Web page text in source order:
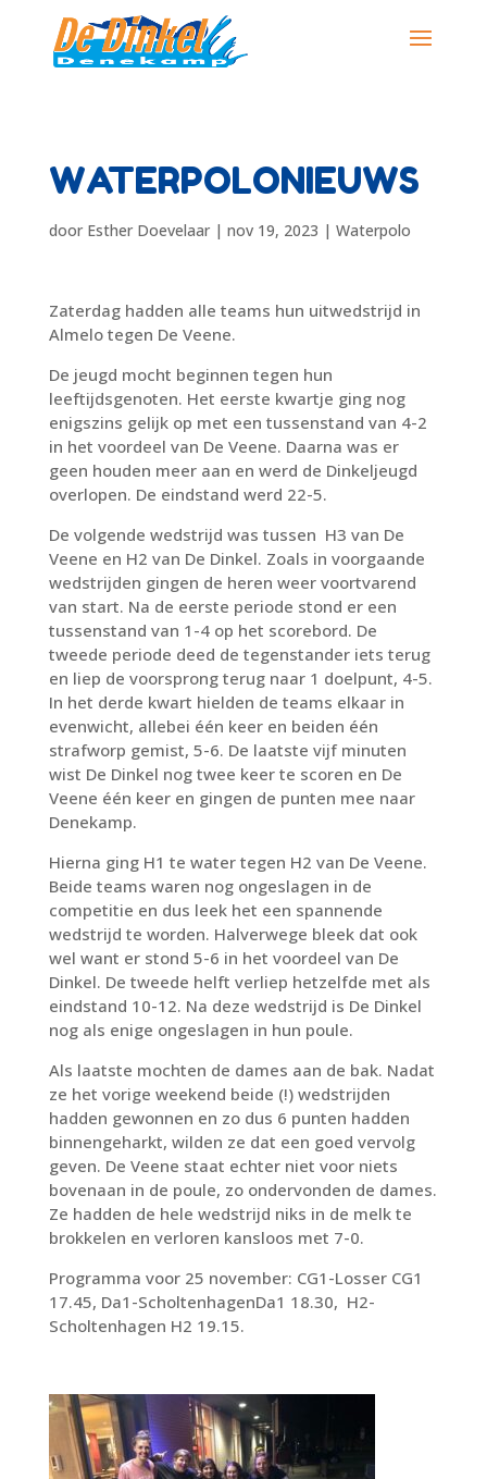
WATERPOLONIEUWS
door Esther Doevelaar| nov 19, 2023 | Waterpolo
Zaterdag hadden alle teams hun uitwedstrijd in
Almelo tegen De Veene.
De jeugd mocht beginnen tegen hun
leeftijdsgenoten. Het eerste kwartje ging nog
enigszins gelijk op met een tussenstand van 4-2
in het voordeel van De Veene. Daarna was er
geen houden meer aan en werd de Dinkeljeugd
overlopen. De eindstand werd 22-5.
De volgende wedstrijd was tussen H3 van De
Veene en H2 van De Dinkel. Zoals in voorgaande
wedstrijden gingen de heren weer voortvarend
van start. Na de eerste periode stond er een
tussenstand van 1-4 op het scorebord. De
tweede periode deed de tegenstander iets terug
en liep de voorsprong terug naar 1 doelpunt, 4-5.
In het derde kwart hielden de teams elkaar in
evenwicht, allebei één keer en beiden één
strafworp gemist, 5-6. De laatste vijf minuten
wist De Dinkel nog twee keer te scoren en De
Veene één keer en gingen de punten mee naar
Denekamp.
Hierna ging H1 te water tegen H2 van De Veene.
Beide teams waren nog ongeslagen in de
competitie en dus leek het een spannende
wedstrijd te worden. Halverwege bleek dat ook
wel want er stond 5-6 in het voordeel van De
Dinkel. De tweede helft verliep hetzelfde met als
eindstand 10-12. Na deze wedstrijd is De Dinkel
nog als enige ongeslagen in hun poule.
Als laatste mochten de dames aan de bak. Nadat
ze het vorige weekend beide (!) wedstrijden
hadden gewonnen en zo dus 6 punten hadden
binnengeharkt, wilden ze dat een goed vervolg
geven. De Veene staat echter niet voor niets
bovenaan in de poule, zo ondervonden de dames.
Ze hadden de hele wedstrijd niks in de melk te
brokkelen en verloren kansloos met 7-0.
Programma voor 25 november: CG1-Losser CG1
17.45, Da1-ScholtenhagenDa1 18.30, H2-
Scholtenhagen H2 19.15.